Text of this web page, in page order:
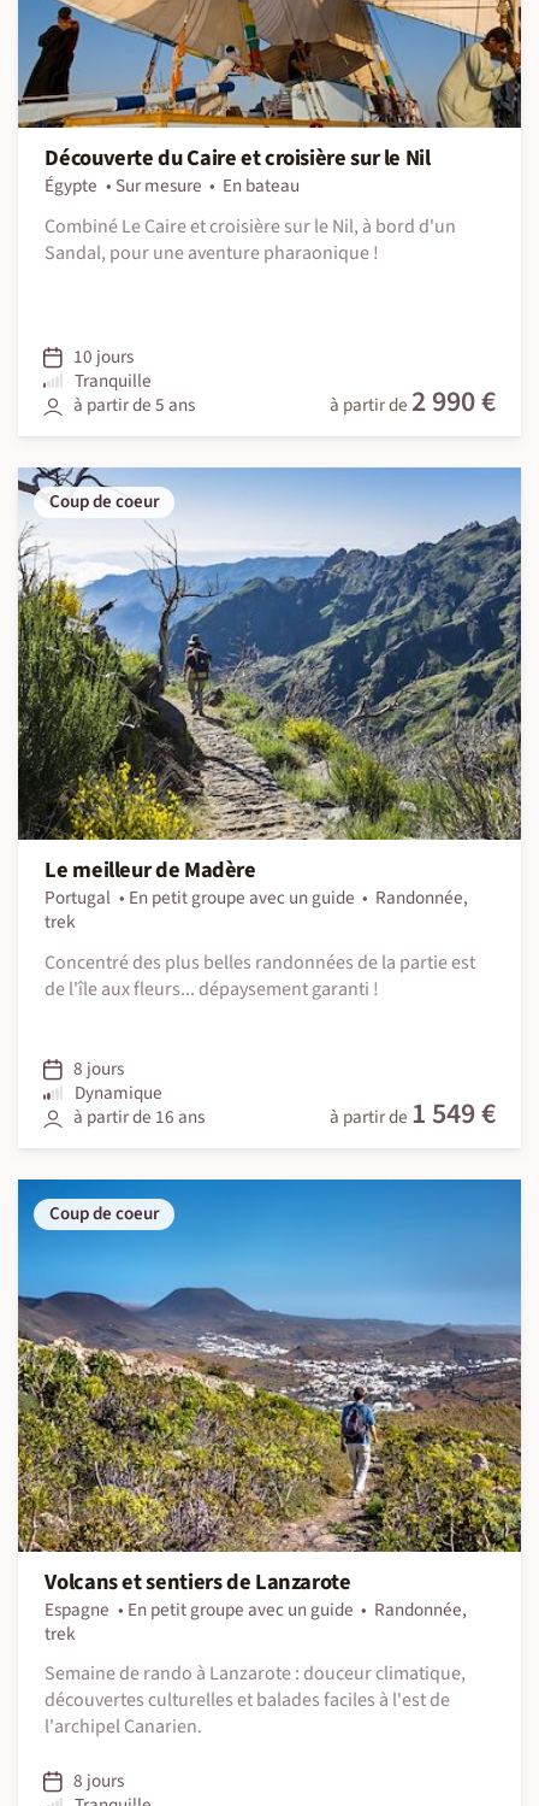
Découverte du Caire et croisière sur le Nil
Égypte Sur mesure
En bateau
Combiné Le Caire et croisière sur le Nil, à bord d'un
Sandal, pour une aventure pharaonique !
10 jours
Tranquille
à partir de 5 ans
à partir de 2 990 €
Coup de coeur
Le meilleur de Madère
Portugal En petit groupe avec un guide
Randonnée,
trek
Concentré des plus belles randonnées de la partie est
de l'île aux fleurs... dépaysement garanti !
8 jours
Dynamique
à partir de 16 ans
à partir de 1 549 €
Coup de coeur
Volcans et sentiers de Lanzarote
Espagne En petit groupe avec un guide
Randonnée,
trek
Semaine de rando à Lanzarote : douceur climatique,
découvertes culturelles et balades faciles à l'est de
l'archipel Canarien.
8 jours